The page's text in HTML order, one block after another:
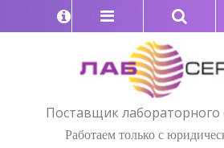
Поставщик лабораторного
Работаем только с